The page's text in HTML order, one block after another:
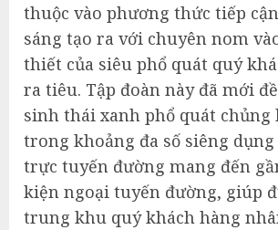
thuộc vào phương thức tiếp
sáng tạo ra với chuyên nom
thiết của siêu phổ quát quý
ra tiêu. Tập đoàn này đã mới
sinh thái xanh phổ quát chủng
trong khoảng đa số siêng
trực tuyến đường mang đến
kiện ngoại tuyến đường, giúp
trung khu quý khách hàng